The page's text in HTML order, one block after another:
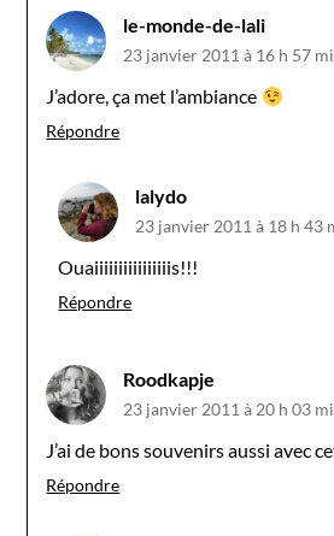
le-monde-de-lali
23 janvier 2011 à 16 h 57
J’adore, ça met l’ambiance
Répondre
lalydo
23 janvier 2011 à 18 h 43
Ouaiiiiiiiiiiiiiiiis!!!
Répondre
Roodkapje
23 janvier 2011 à 20 h 03
J’ai de bons souvenirs aussi avec
Répondre